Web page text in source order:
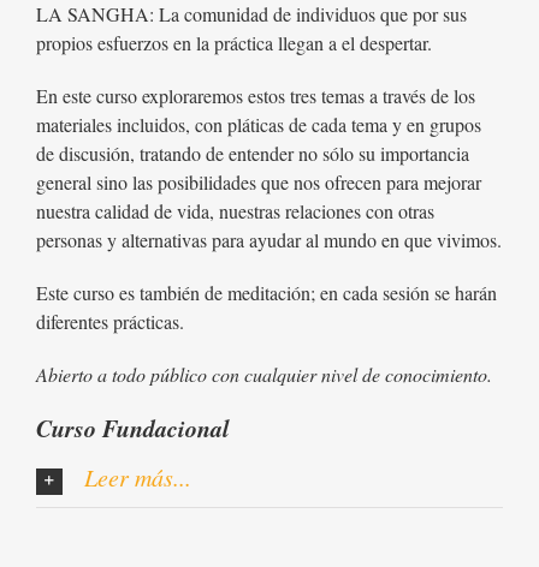
LA SANGHA: La comunidad de individuos que por sus
propios esfuerzos en la práctica llegan a el despertar.
En este curso exploraremos estos tres temas a través de los
materiales incluidos, con pláticas de cada tema y en grupos
de discusión, tratando de entender no sólo su importancia
general sino las posibilidades que nos ofrecen para mejorar
nuestra calidad de vida, nuestras relaciones con otras
personas y alternativas para ayudar al mundo en que vivimos.
Este curso es también de meditación; en cada sesión se harán
diferentes prácticas.
Abierto a todo público con cualquier nivel de conocimiento.
Curso Fundacional
Leer más...